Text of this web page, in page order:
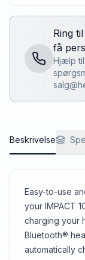
Ring
få
Hjælp
Beskrivelse
Easy-to-use
your IMPACT
charging your
Bluetooth®
automatically